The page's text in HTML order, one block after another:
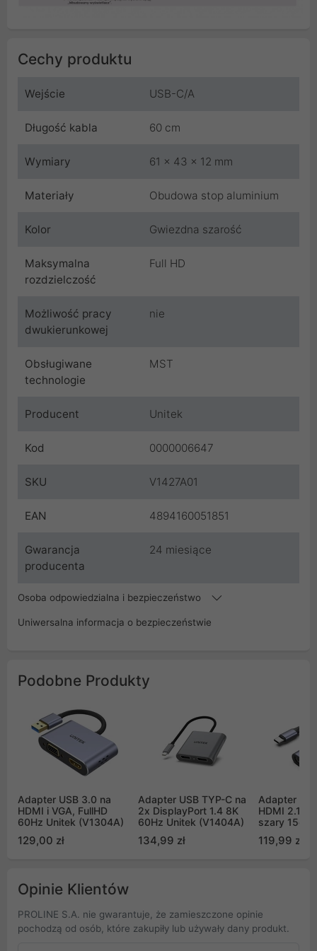
Cechy produktu
Wejście USB-C/A
Długość kabla 60 cm
Wymiary 61 x 43 x 12 mm
Materiały Obudowa stop aluminium
Kolor Gwiezdna szarość
Maksymalna
rozdzielczość
Full HD
Możliwość pracy
dwukierunkowej
nie
Obsługiwane
technologie
MST
Producent Unitek
Kod 0000006647
SKU V1427A01
EAN 4894160051851
Gwarancja
producenta
24 miesiące
Osoba odpowiedzialna i bezpieczeństwo
Uniwersalna informacja o bezpieczeństwie
Podobne Produkty
Adapter USB 3.0 na
HDMI i VGA, FullHD
60Hz Unitek (V1304A)
129,00 zł
Adapter USB TYP-C na
2x DisplayPort 1.4 8K
60Hz Unitek (V1404A)
134,99 zł
Adapter
HDMI 2.1
szary 15cm
119,99 zł
Opinie Klientów
PROLINE S.A. nie gwarantuje, że zamieszczone opinie
pochodzą od osób, które zakupiły lub używały dany produkt.